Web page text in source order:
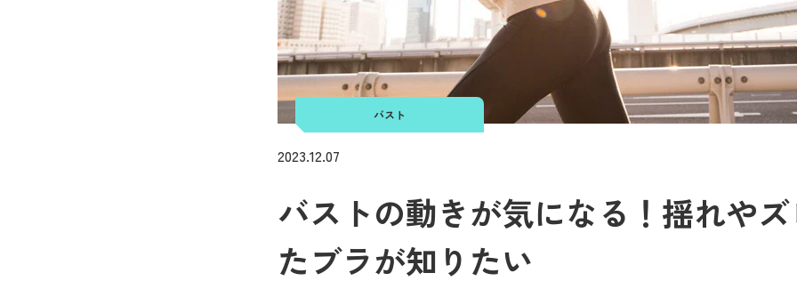
バスト
2023.12.07
バストの動きが気になる！揺れや
たブラが知りたい